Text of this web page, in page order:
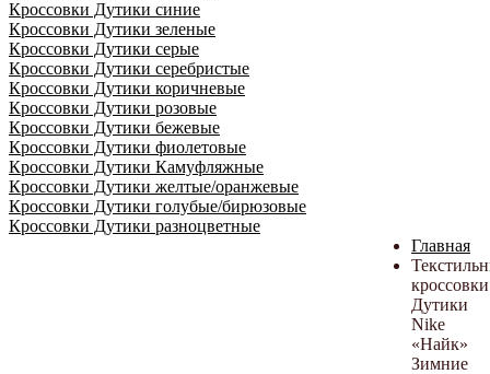
Кроссовки Дутики синие
Кроссовки Дутики зеленые
Кроссовки Дутики серые
Кроссовки Дутики серебристые
Кроссовки Дутики коричневые
Кроссовки Дутики розовые
Кроссовки Дутики бежевые
Кроссовки Дутики фиолетовые
Кроссовки Дутики Камуфляжные
Кроссовки Дутики желтые/оранжевые
Кроссовки Дутики голубые/бирюзовые
Кроссовки Дутики разноцветные
Главная
кроссовки
Дутики
Nike
«Найк»
Зимние